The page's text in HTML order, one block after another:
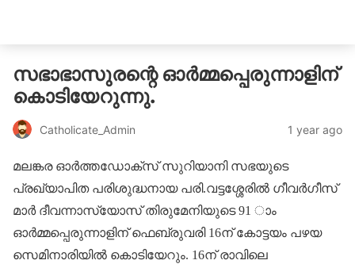
സഭാഭാസുരന്റെ ഓർമ്മപ്പെരുന്നാളിന്
കൊടിയേറുന്നു.
Catholicate_Admin 1 year ago
മലങ്കര ഓർത്തഡോക്സ് സുറിയാനി സഭയുടെ
പ്രഖ്യാപിത പരിശുദ്ധനായ പരി.വട്ടശ്ശേരിൽ ​ഗീവർ​ഗീസ്
മാർ ​ദീവന്നാസ്യോസ് തിരുമേനിയുടെ 91 ാം
ഓർമ്മപ്പെരുന്നാളിന് ഫെബ്രുവരി 16ന് കോട്ടയം പഴയ
സെമിനാരിയിൽ കൊടിയേറും. 16ന് രാവിലെ